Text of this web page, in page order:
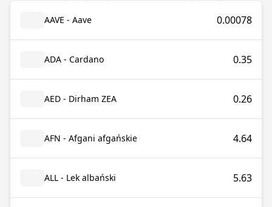
AAVE - Aave 0.00078
ADA - Cardano 0.35
AED - Dirham ZEA 0.26
AFN - Afgani afgańskie 4.64
ALL - Lek albański 5.63